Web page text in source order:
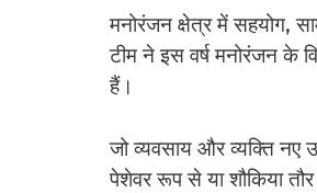
मनोरंजन क्षेत्र में सहयोग,
टीम ने इस वर्ष मनोरंजन के
हैं।
जो व्यवसाय और व्यक्ति नए
पेशेवर रूप से या शौकिया